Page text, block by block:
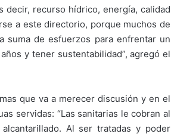
decir, recurso hídrico, energía, calidad
a este directorio, porque muchos de
suma de esfuerzos para enfrentar un
y tener sustentabilidad”, agregó el
que va a merecer discusión y en el
servidas: “Las sanitarias le cobran al
Al ser tratadas y poder